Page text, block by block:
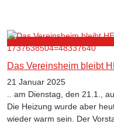
Das Vereinsheim bleibt
21 Januar 2025
.. am Dienstag, den 21.1.,
Die Heizung wurde aber
wieder warm sein. Der